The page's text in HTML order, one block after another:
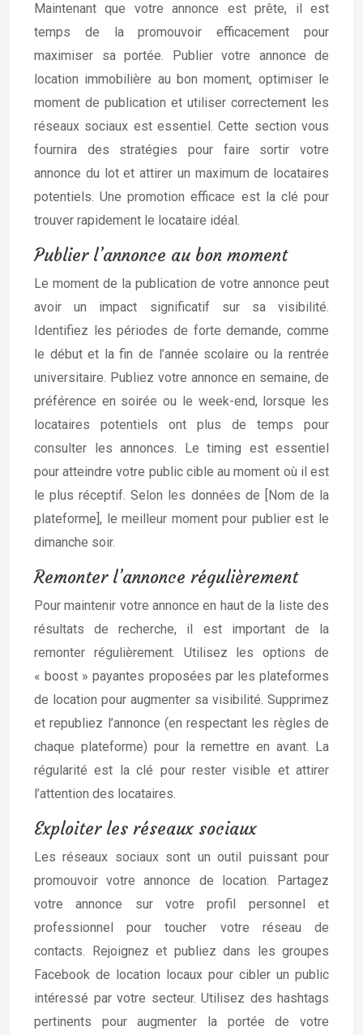
Maintenant que votre annonce est prête, il est
temps de la promouvoir efficacement pour
maximiser sa portée. Publier votre annonce de
location immobilière au bon moment, optimiser le
moment de publication et utiliser correctement les
réseaux sociaux est essentiel. Cette section vous
fournira des stratégies pour faire sortir votre
annonce du lot et attirer un maximum de locataires
potentiels. Une promotion efficace est la clé pour
trouver rapidement le locataire idéal.
Publier l’annonce au bon moment
Le moment de la publication de votre annonce peut
avoir un impact significatif sur sa visibilité.
Identifiez les périodes de forte demande, comme
le début et la fin de l’année scolaire ou la rentrée
universitaire. Publiez votre annonce en semaine, de
préférence en soirée ou le week-end, lorsque les
locataires potentiels ont plus de temps pour
consulter les annonces. Le timing est essentiel
pour atteindre votre public cible au moment où il est
le plus réceptif. Selon les données de [Nom de la
plateforme], le meilleur moment pour publier est le
dimanche soir.
Remonter l’annonce régulièrement
Pour maintenir votre annonce en haut de la liste des
résultats de recherche, il est important de la
remonter régulièrement. Utilisez les options de
« boost » payantes proposées par les plateformes
de location pour augmenter sa visibilité. Supprimez
et republiez l’annonce (en respectant les règles de
chaque plateforme) pour la remettre en avant. La
régularité est la clé pour rester visible et attirer
l’attention des locataires.
Exploiter les réseaux sociaux
Les réseaux sociaux sont un outil puissant pour
promouvoir votre annonce de location. Partagez
votre annonce sur votre profil personnel et
professionnel pour toucher votre réseau de
contacts. Rejoignez et publiez dans les groupes
Facebook de location locaux pour cibler un public
intéressé par votre secteur. Utilisez des hashtags
pertinents pour augmenter la portée de votre